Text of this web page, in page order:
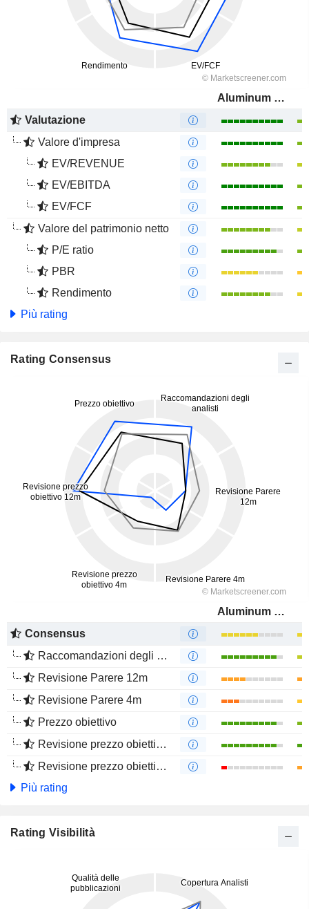
Aluminum Corporation of China Limited
Valutazione
Valore d'impresa
EV/REVENUE
EV/EBITDA
EV/FCF
Valore del patrimonio netto
P/E ratio
PBR
Rendimento
Più rating
Rating Consensus
Aluminum Corporation of China Limited
Consensus
Raccomandazioni degli analisti
Revisione Parere 12m
Revisione Parere 4m
Prezzo obiettivo
Revisione prezzo obiettivo 12m
Revisione prezzo obiettivo 4m
Più rating
Rating Visibilità